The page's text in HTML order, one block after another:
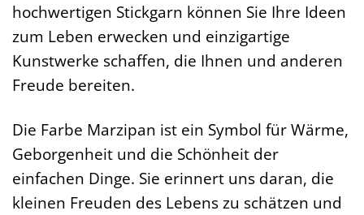
hochwertigen Stickgarn können Sie Ihre Ideen
zum Leben erwecken und einzigartige
Kunstwerke schaffen, die Ihnen und anderen
Freude bereiten.
Die Farbe Marzipan ist ein Symbol für Wärme,
Geborgenheit und die Schönheit der
einfachen Dinge. Sie erinnert uns daran, die
kleinen Freuden des Lebens zu schätzen und